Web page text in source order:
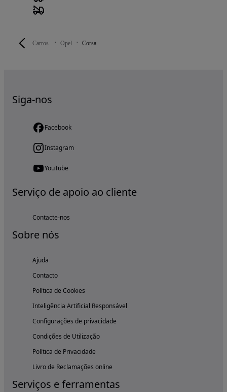
Carros Opel Corsa
Siga-nos
Facebook
Instagram
YouTube
Serviço de apoio ao cliente
Contacte-nos
Sobre nós
Ajuda
Contacto
Política de Cookies
Inteligência Artificial Responsável
Configurações de privacidade
Condições de Utilização
Política de Privacidade
Livro de Reclamações online
Serviços e ferramentas